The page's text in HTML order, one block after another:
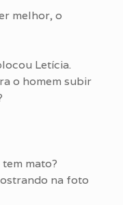
melhor, o
Letícia.
o homem subir
mato?
na foto